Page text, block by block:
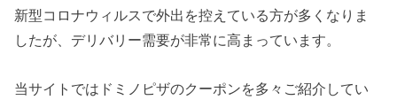
新型コロナウィルスで外出を控えている方が多くなりま
したが、デリバリー需要が非常に高まっています。
当サイトではドミノピザのクーポンを多々ご紹介してい